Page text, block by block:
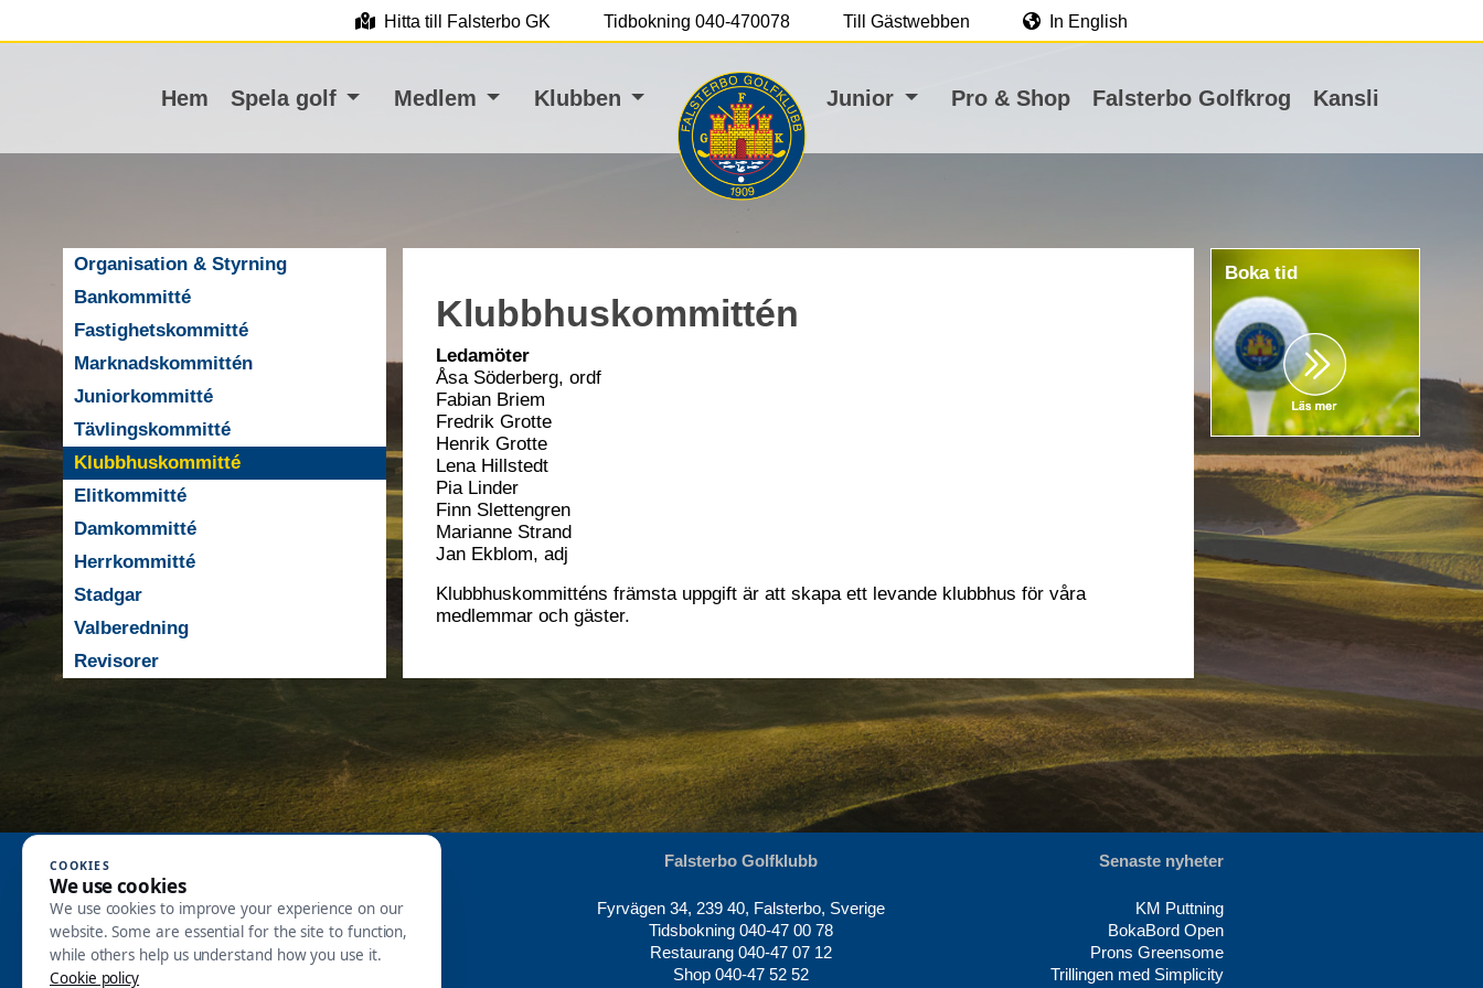
Hitta till Falsterbo GK Tidbokning 040-470078 Till Gästwebben In English
Hem Spela golf Medlem Klubben Junior Pro & Shop Falsterbo Golfkrog Kansli
Organisation & Styrning
Bankommitté
Fastighetskommitté
Marknadskommittén
Juniorkommitté
Tävlingskommitté
Klubbhuskommitté
Elitkommitté
Damkommitté
Herrkommitté
Stadgar
Valberedning
Revisorer
Klubbhuskommittén
Ledamöter
Åsa Söderberg, ordf
Fabian Briem
Fredrik Grotte
Henrik Grotte
Lena Hillstedt
Pia Linder
Finn Slettengren
Marianne Strand
Jan Ekblom, adj
Klubbhuskommitténs främsta uppgift är att skapa ett levande klubbhus för våra
medlemmar och gäster.
Boka tid
Nyheter
Kalendarium
Boka starttid
Falsterbo Golfklubb
Fyrvägen 34, 239 40, Falsterbo, Sverige
Tidsbokning040-47 00 78
Restaurang040-47 07 12
Shop040-47 52 52
Senaste nyheter
KM Puttning
BokaBord Open
Prons Greensome
Trillingen med Simplicity
COOKIES
We use cookies
We use cookies to improve your experience on our
website. Some are essential for the site to function,
while others help us understand how you use it.
Cookie policy